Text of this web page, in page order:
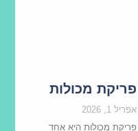
פריקת מכולות
אפריל 1, 2026
פריקת מכולות היא אחד